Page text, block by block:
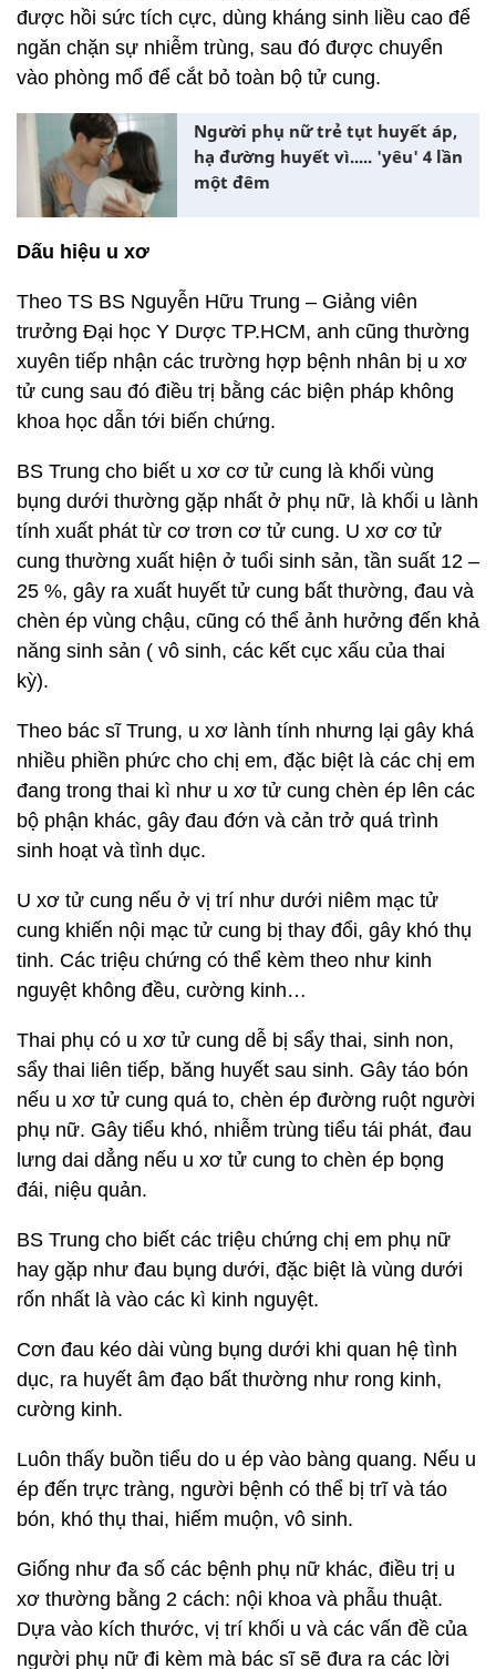
được hồi sức tích cực, dùng kháng sinh liều cao để
ngăn chặn sự nhiễm trùng, sau đó được chuyển
vào phòng mổ để cắt bỏ toàn bộ tử cung.
Người phụ nữ trẻ tụt huyết áp,
hạ đường huyết vì..... 'yêu' 4 lần
một đêm
Dấu hiệu u xơ
Theo TS BS Nguyễn Hữu Trung – Giảng viên
trưởng Đại học Y Dược TP.HCM, anh cũng thường
xuyên tiếp nhận các trường hợp bệnh nhân bị u xơ
tử cung sau đó điều trị bằng các biện pháp không
khoa học dẫn tới biến chứng.
BS Trung cho biết u xơ cơ tử cung là khối vùng
bụng dưới thường gặp nhất ở phụ nữ, là khối u lành
tính xuất phát từ cơ trơn cơ tử cung. U xơ cơ tử
cung thường xuất hiện ở tuổi sinh sản, tần suất 12 –
25 %, gây ra xuất huyết tử cung bất thường, đau và
chèn ép vùng chậu, cũng có thể ảnh hưởng đến khả
năng sinh sản ( vô sinh, các kết cục xấu của thai
kỳ).
Theo bác sĩ Trung, u xơ lành tính nhưng lại gây khá
nhiều phiền phức cho chị em, đặc biệt là các chị em
đang trong thai kì như u xơ tử cung chèn ép lên các
bộ phận khác, gây đau đớn và cản trở quá trình
sinh hoạt và tình dục.
U xơ tử cung nếu ở vị trí như dưới niêm mạc tử
cung khiến nội mạc tử cung bị thay đổi, gây khó thụ
tinh. Các triệu chứng có thể kèm theo như kinh
nguyệt không đều, cường kinh…
Thai phụ có u xơ tử cung dễ bị sẩy thai, sinh non,
sẩy thai liên tiếp, băng huyết sau sinh. Gây táo bón
nếu u xơ tử cung quá to, chèn ép đường ruột người
phụ nữ. Gây tiểu khó, nhiễm trùng tiểu tái phát, đau
lưng dai dẳng nếu u xơ tử cung to chèn ép bọng
đái, niệu quản.
BS Trung cho biết các triệu chứng chị em phụ nữ
hay gặp như đau bụng dưới, đặc biệt là vùng dưới
rốn nhất là vào các kì kinh nguyệt.
Cơn đau kéo dài vùng bụng dưới khi quan hệ tình
dục, ra huyết âm đạo bất thường như rong kinh,
cường kinh.
Luôn thấy buồn tiểu do u ép vào bàng quang. Nếu u
ép đến trực tràng, người bệnh có thể bị trĩ và táo
bón, khó thụ thai, hiếm muộn, vô sinh.
Giống như đa số các bệnh phụ nữ khác, điều trị u
xơ thường bằng 2 cách: nội khoa và phẫu thuật.
Dựa vào kích thước, vị trí khối u và các vấn đề của
người phụ nữ đi kèm mà bác sĩ sẽ đưa ra các lời